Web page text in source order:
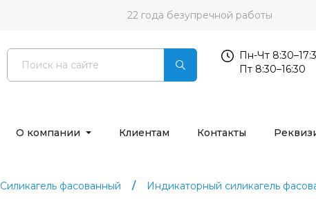
22 года безупречной работы
Пн-Чт
Пт 8:30–16:30
О компании Клиентам Контакты
Силикагель фасованный Индикаторный силикагель